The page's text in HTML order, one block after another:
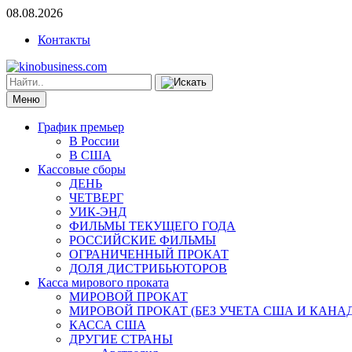
08.08.2026
Контакты
Меню
График премьер
В России
В США
Кассовые сборы
ДЕНЬ
ЧЕТВЕРГ
УИК-ЭНД
ФИЛЬМЫ ТЕКУЩЕГО ГОДА
РОССИЙСКИЕ ФИЛЬМЫ
ОГРАНИЧЕННЫЙ ПРОКАТ
ДОЛЯ ДИСТРИБЬЮТОРОВ
Касса мирового проката
МИРОВОЙ ПРОКАТ
МИРОВОЙ ПРОКАТ (БЕЗ УЧЕТА США И
КАССА США
ДРУГИЕ СТРАНЫ